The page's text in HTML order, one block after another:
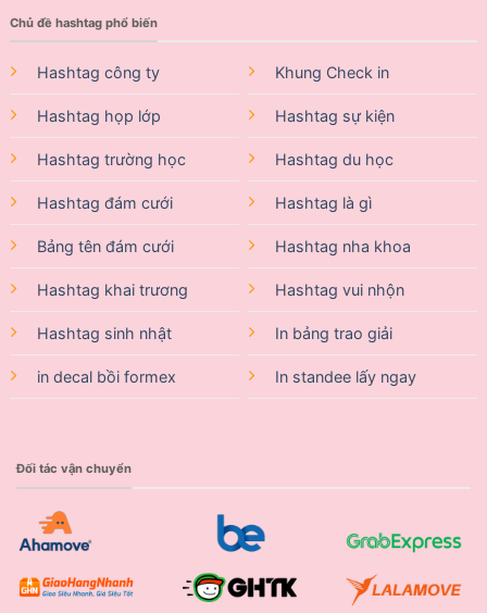
Chủ đề hashtag phổ biến
Hashtag công ty
Hashtag họp lớp
Hashtag trường học
Hashtag đám cưới
Bảng tên đám cưới
Hashtag khai trương
Hashtag sinh nhật
in decal bồi formex
Khung Check in
Hashtag sự kiện
Hashtag du học
Hashtag là gì
Hashtag nha khoa
Hashtag vui nhộn
In bảng trao giải
In standee lấy ngay
Đối tác vận chuyển